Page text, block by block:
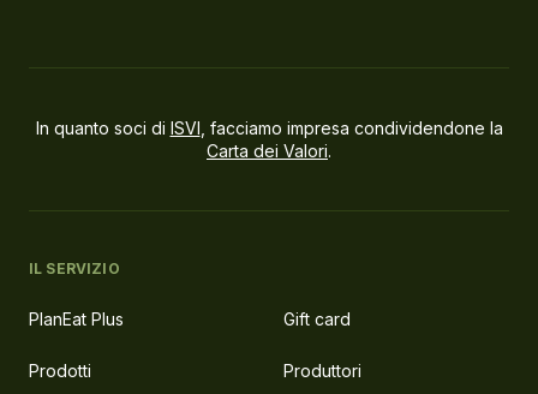
In quanto soci di ISVI , facciamo impresa condividendone la
Carta dei Valori.
IL SERVIZIO
PlanEat Plus Gift card
Prodotti Produttori